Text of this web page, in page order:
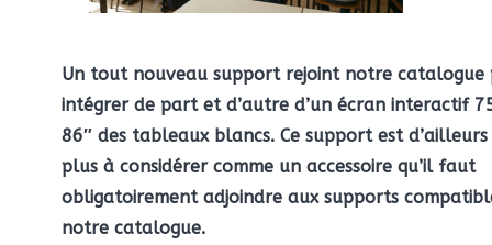
Un tout nouveau support rejoint notre catalogue
intégrer de part et d’autre d’un écran interactif
86″ des tableaux blancs. Ce support est d’ailleurs
plus à considérer comme un accessoire qu’il faut
obligatoirement adjoindre aux supports
notre catalogue.